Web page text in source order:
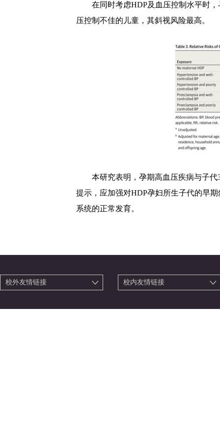
在同时考虑HDP及血压控制水平时
压控制不佳的儿童，其斜视风险最高。
本研究表明，孕期高血压疾病与子代
提示，应加强对HDP孕妇所生子代的早
系统的正常发育。
校外友情链接 校内友情链接